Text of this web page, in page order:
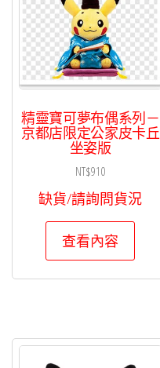
精靈寶可夢布偶系列－
京都店限定公家皮卡丘
坐姿版
NT$910
缺貨/請詢問貨況
查看內容